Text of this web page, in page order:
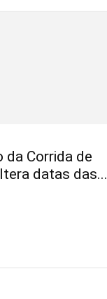
da Corrida de
datas das...